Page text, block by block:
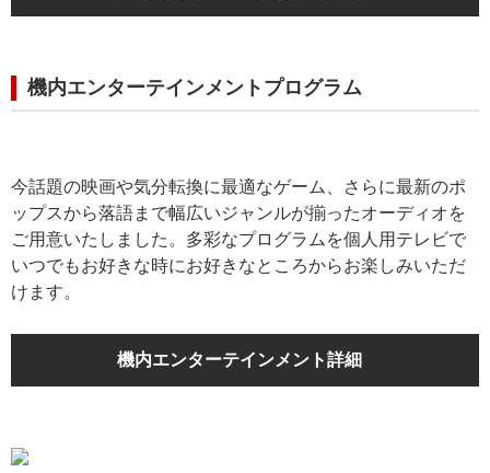
機内エンターテインメントプログラム
今話題の映画や気分転換に最適なゲーム、さらに最新のポ
ップスから落語まで幅広いジャンルが揃ったオーディオを
ご用意いたしました。多彩なプログラムを個人用テレビで
いつでもお好きな時にお好きなところからお楽しみいただ
けます。
機内エンターテインメント詳細